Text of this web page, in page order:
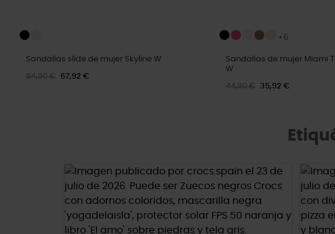
Sandalias slide de mujer Skyline W
84,90 € 67,92 €
+6
Sandalias de mujer Miami
W
44,90 € 35,92 €